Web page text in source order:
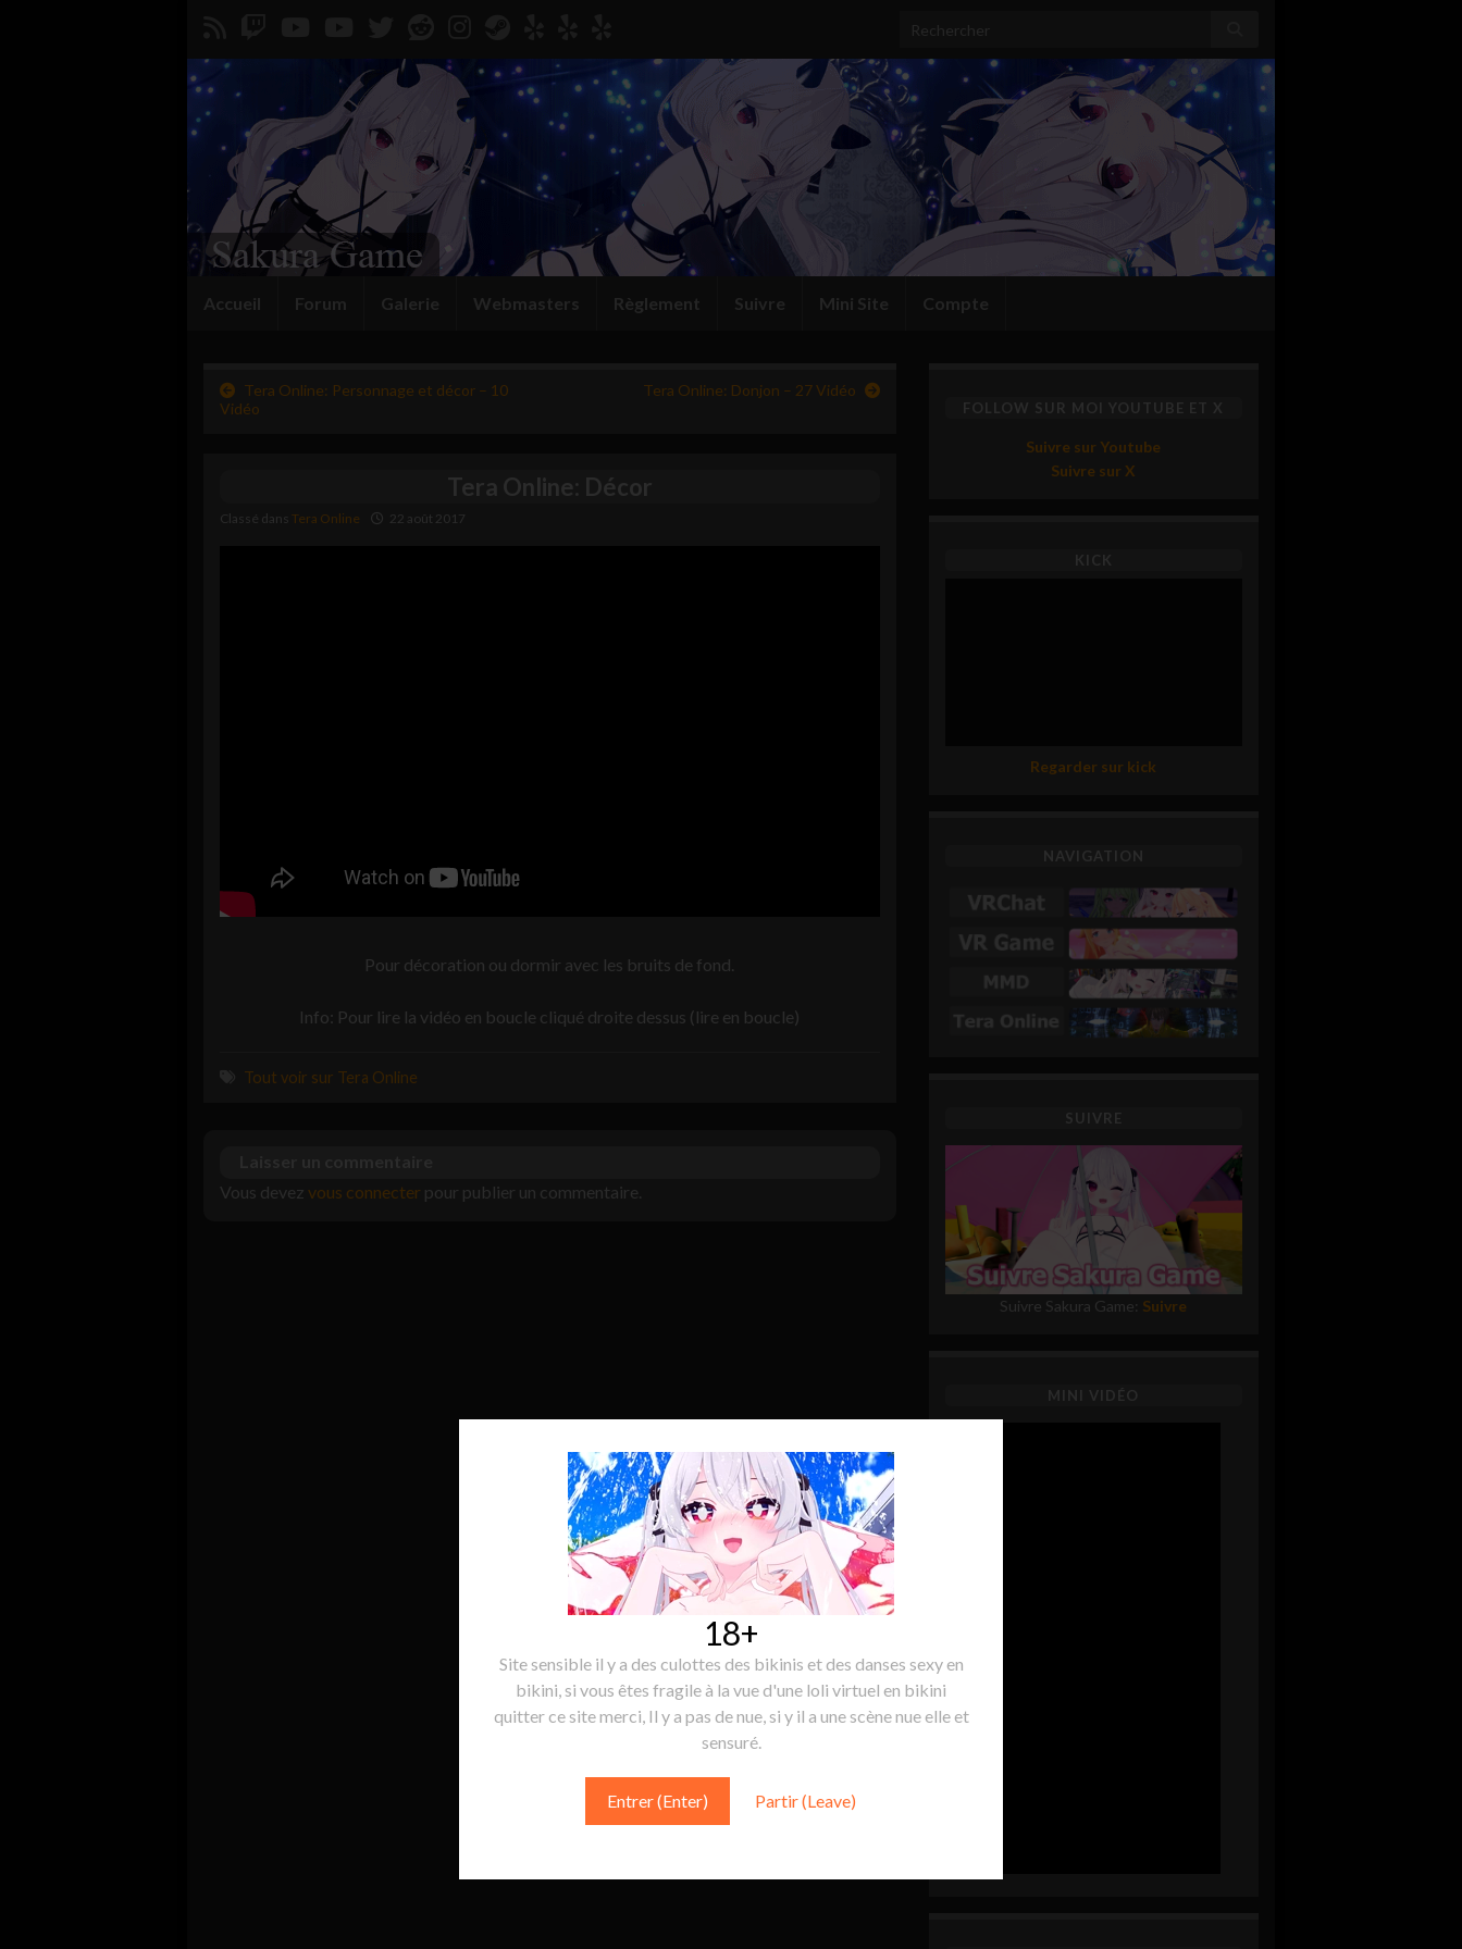
18+
Site sensible il y a des culottes des bikinis et des danses sexy en
bikini, si vous êtes fragile à la vue d'une loli virtuel en bikini
quitter ce site merci, Il y a pas de nue, si y il a une scène nue elle et
sensuré.
Entrer (Enter) Partir (Leave)
Search for:
Accueil Forum Galerie Webmasters Règlement Suivre Mini Site Compte
Tera Online: Personnage et décor – 10
Vidéo
Tera Online: Donjon – 27 Vidéo
Tera Online: Décor
Classé dans Tera Online 22 août 2017
Pour décoration ou dormir avec les bruits de fond.
Info: Pour lire la vidéo en boucle cliqué droite dessus (lire en boucle)
Tout voir sur Tera Online
Vous devez vous connecter pour publier un commentaire.
FOLLOW SUR MOI YOUTUBE ET X
Suivre sur Youtube
Suivre sur X
KICK
Regarder sur kick
NAVIGATION
SUIVRE
Suivre Sakura Game: Suivre
MINI VIDÉO